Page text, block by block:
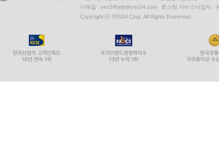
이메일 : yes24help@yes24.com 호스팅 서비스사업자 :
Copyright ⓒ YES24 Corp. All Rights Reserved.